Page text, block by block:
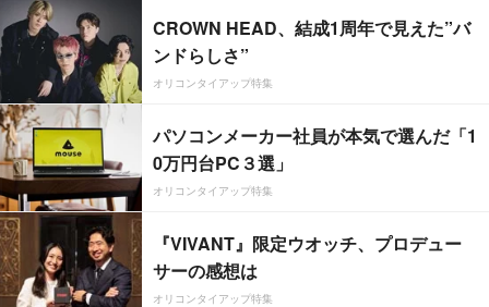
CROWN HEAD、結成1周年で見えた”バ
ンドらしさ”
オリコンタイアップ特集
パソコンメーカー社員が本気で選んだ「1
0万円台PC３選」
オリコンタイアップ特集
『VIVANT』限定ウオッチ、プロデュー
サーの感想は
オリコンタイアップ特集